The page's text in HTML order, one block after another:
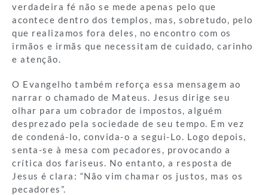
verdadeira fé não se mede apenas pelo que
acontece dentro dos templos, mas, sobretudo, pelo
que realizamos fora deles, no encontro com os
irmãos e irmãs que necessitam de cuidado, carinho
e atenção.
O Evangelho também reforça essa mensagem ao
narrar o chamado de Mateus. Jesus dirige seu
olhar para um cobrador de impostos, alguém
desprezado pela sociedade de seu tempo. Em vez
de condená-lo, convida-o a segui-Lo. Logo depois,
senta-se à mesa com pecadores, provocando a
crítica dos fariseus. No entanto, a resposta de
Jesus é clara: “Não vim chamar os justos, mas os
pecadores”.